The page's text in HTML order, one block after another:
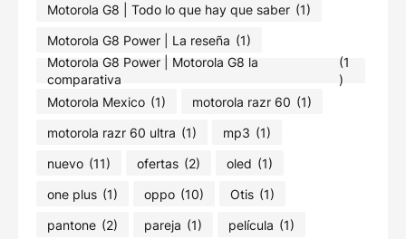
Motorola G8 | Todo lo que hay que saber (1)
Motorola G8 Power | La reseña (1)
Motorola G8 Power | Motorola G8 la
comparativa
(1
)
Motorola Mexico (1) motorola razr 60 (1)
motorola razr 60 ultra (1) mp3 (1)
nuevo (11) ofertas (2) oled (1)
one plus (1) oppo (10) Otis (1)
pantone (2) pareja (1) película (1)